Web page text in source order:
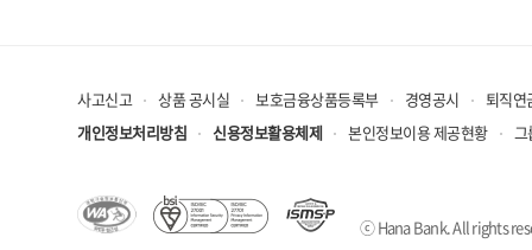
사고신고 상품 공시실 보호금융상품등록부 경영공시
퇴직연
개인정보처리방침
신용정보활용체제 본인정보이용 제공현황 그
ⓒ Hana Bank. All rights